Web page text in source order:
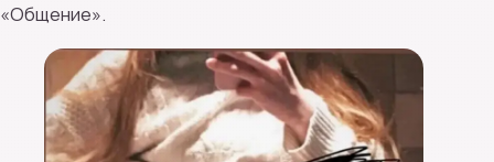
«Общение».